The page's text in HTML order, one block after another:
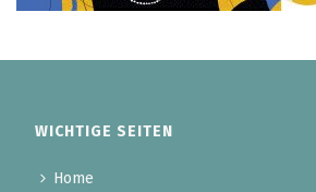
WICHTIGE SEITEN
Home